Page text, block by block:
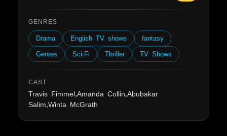
GENRES
Drama English TV shows
fantasy
Genres
Sci-Fi Thriller TV Shows
CAST
Travis Fimmel,Amanda Collin,Abubakar
Salim,Winta McGrath